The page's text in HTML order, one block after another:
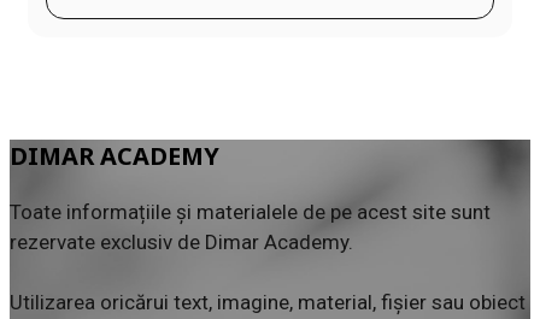
DIMAR ACADEMY
Toate informațiile și materialele de pe acest site sunt
rezervate exclusiv de Dimar Academy.
Utilizarea oricărui text, imagine, material, fișier sau obiect